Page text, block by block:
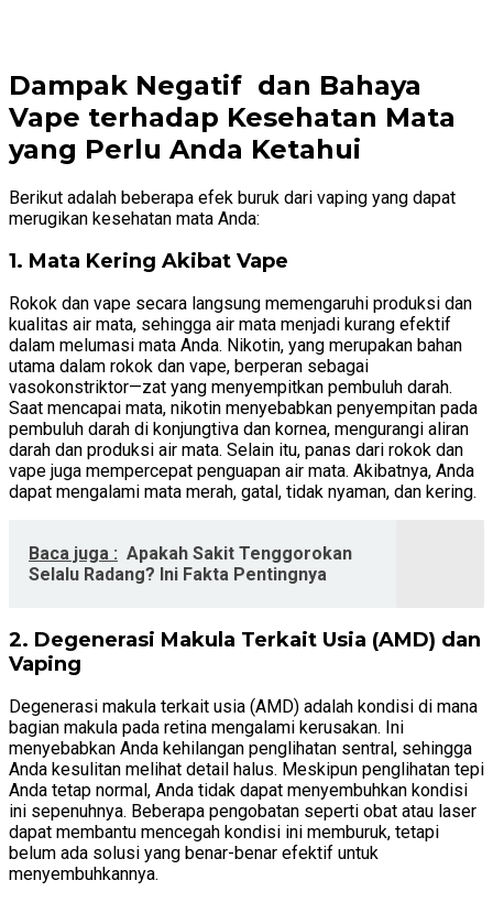
Dampak Negatif dan Bahaya
Vape terhadap Kesehatan Mata
yang Perlu Anda Ketahui
Berikut adalah beberapa efek buruk dari vaping yang dapat
merugikan kesehatan mata Anda:
1. Mata Kering Akibat Vape
Rokok dan vape secara langsung memengaruhi produksi dan
kualitas air mata, sehingga air mata menjadi kurang efektif
dalam melumasi mata Anda. Nikotin, yang merupakan bahan
utama dalam rokok dan vape, berperan sebagai
vasokonstriktor—zat yang menyempitkan pembuluh darah.
Saat mencapai mata, nikotin menyebabkan penyempitan pada
pembuluh darah di konjungtiva dan kornea, mengurangi aliran
darah dan produksi air mata. Selain itu, panas dari rokok dan
vape juga mempercepat penguapan air mata. Akibatnya, Anda
dapat mengalami mata merah, gatal, tidak nyaman, dan kering.
Baca juga : Apakah Sakit Tenggorokan
Selalu Radang? Ini Fakta Pentingnya
2. Degenerasi Makula Terkait Usia (AMD) dan
Vaping
Degenerasi makula terkait usia (AMD) adalah kondisi di mana
bagian makula pada retina mengalami kerusakan. Ini
menyebabkan Anda kehilangan penglihatan sentral, sehingga
Anda kesulitan melihat detail halus. Meskipun penglihatan tepi
Anda tetap normal, Anda tidak dapat menyembuhkan kondisi
ini sepenuhnya. Beberapa pengobatan seperti obat atau laser
dapat membantu mencegah kondisi ini memburuk, tetapi
belum ada solusi yang benar-benar efektif untuk
menyembuhkannya.